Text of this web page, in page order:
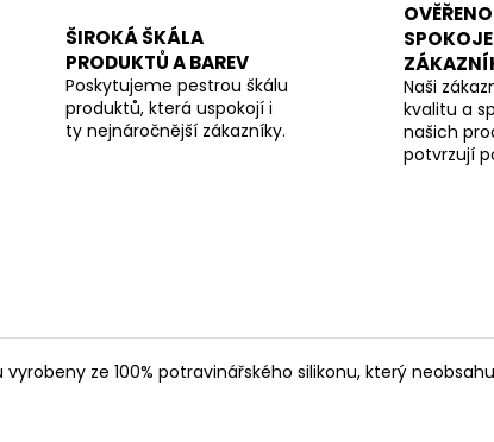
ŠIROKÁ ŠKÁLA
PRODUKTŮ A BAREV
Poskytujeme pestrou škálu
produktů, která uspokojí i
ty nejnáročnější zákazníky.
OVĚŘENO
Naši
kvalitu a
našich
potvrzují
ze 100% potravinářského silikonu, který